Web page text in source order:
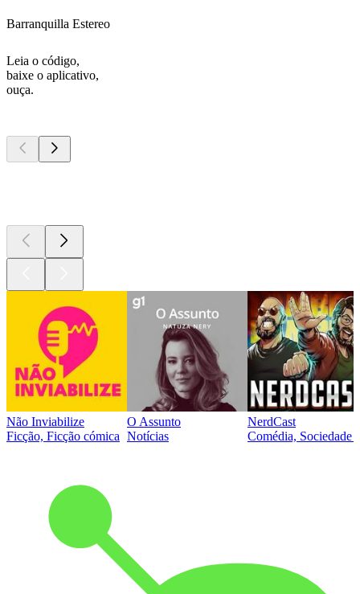
Barranquilla Estereo
Leia o código,
baixe o aplicativo,
ouça.
Não Inviabilize
Ficção, Ficção cómica
O Assunto
Notícias
NerdCast
Comédia, Sociedade